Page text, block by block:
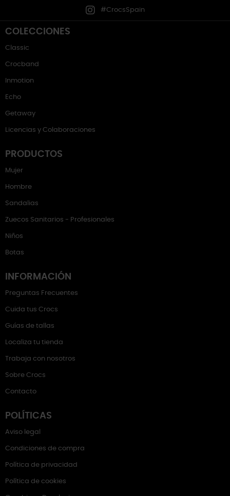
#CrocsSpain
COLECCIONES
Classic
Crocband
Inmotion
Echo
Getaway
Licencias y Colaboraciones
PRODUCTOS
Mujer
Hombre
Sandalias
Zuecos Sanitarios - Profesionales
Niños
Botas
INFORMACIÓN
Preguntas Frecuentes
Cuida tus Crocs
Guías de tallas
Localiza tu tienda
Trabaja con nosotros
Sobre Crocs
Contacto
POLÍTICAS
Aviso legal
Condiciones de compra
Política de privacidad
Política de cookies